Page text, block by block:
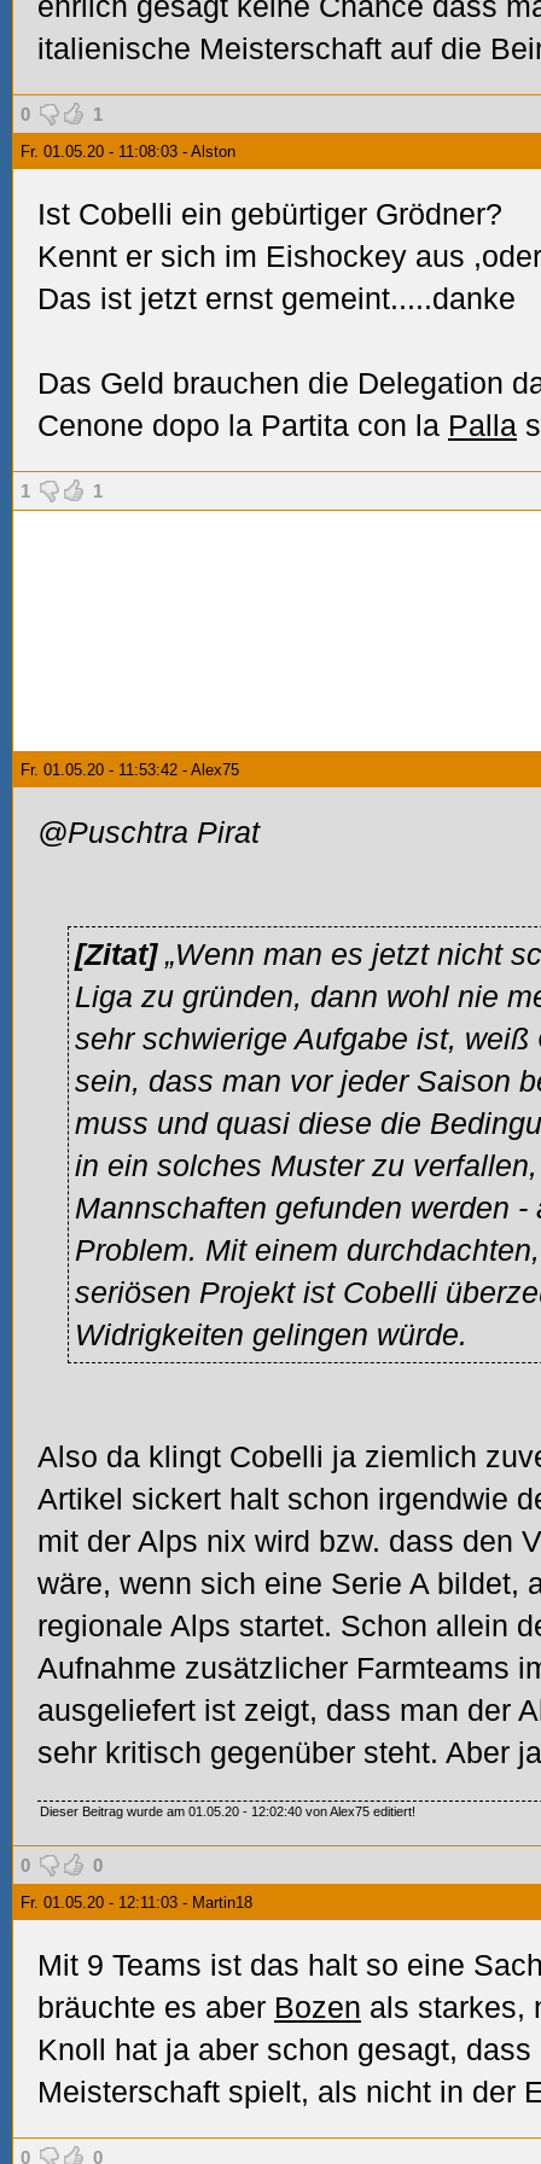
italienische Meisterschaft auf die
0 1
Fr. 01.05.20 - 11:08:03 - Alston
Ist Cobelli ein gebürtiger Grödner?
Kennt er sich im Eishockey aus
Das ist jetzt ernst gemeint.....danke
Das Geld brauchen die Delegation
Cenone dopo la Partita con la Palla
1 1
Fr. 01.05.20 - 11:53:42 - Alex75
@Puschtra Pirat
[Zitat] „Wenn man es jetzt nicht
Liga zu gründen, dann wohl nie
sehr schwierige Aufgabe ist, weiß
sein, dass man vor jeder Saison
muss und quasi diese die
in ein solches Muster zu
Mannschaften gefunden werden
Problem. Mit einem
seriösen Projekt ist Cobelli
Widrigkeiten gelingen würde.
Also da klingt Cobelli ja ziemlich
Artikel sickert halt schon irgendwie
mit der Alps nix wird bzw. dass den
wäre, wenn sich eine Serie A bildet,
regionale Alps startet. Schon allein
Aufnahme zusätzlicher Farmteams
ausgeliefert ist zeigt, dass man der
sehr kritisch gegenüber steht. Aber
Dieser Beitrag wurde am 01.05.20 - 12:02:40 von Alex75 editiert!
0 0
Fr. 01.05.20 - 12:11:03 - Martin18
Mit 9 Teams ist das halt so eine
bräuchte es aber Bozen als starkes,
Knoll hat ja aber schon gesagt,
Meisterschaft spielt, als nicht in der
0 0